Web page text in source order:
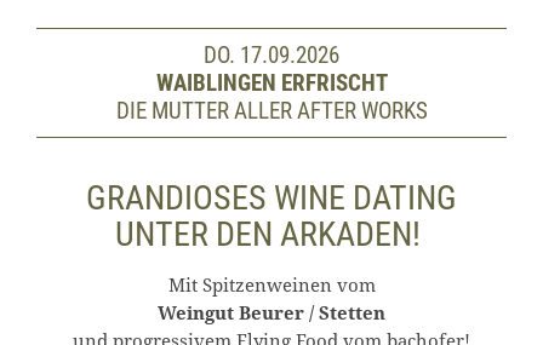
DO. 17.09.2026
WAIBLINGEN ERFRISCHT
DIE MUTTER ALLER AFTER WORKS
GRANDIOSES WINE DATING
UNTER DEN ARKADEN!
Mit Spitzenweinen vom
Weingut Beurer / Stetten
und progressivem Flying Food vom bachofer!